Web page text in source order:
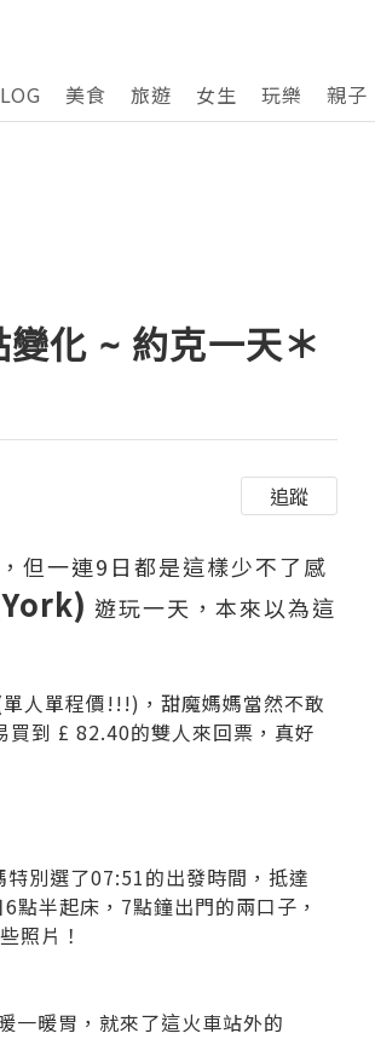
美食 旅遊 女生 玩樂 親子
化 ~ 約克一天＊
追蹤
但一連9日都是這樣少不了感
遊玩一天，本來以為這
人單程價!!!)，甜魔媽媽當然不敢
買到 £ 82.40的雙人來回票，真好
別選了07:51的出發時間，抵達
半起床，7點鐘出門的兩口子，
照片！
一暖胃，就來了這火車站外的